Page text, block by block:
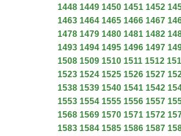
1448 1449 1450 1451 1452
1463 1464 1465 1466 1467
1478 1479 1480 1481 1482
1493 1494 1495 1496 1497
1508 1509 1510 1511 1512
1523 1524 1525 1526 1527
1538 1539 1540 1541 1542
1553 1554 1555 1556 1557
1568 1569 1570 1571 1572
1583 1584 1585 1586 1587